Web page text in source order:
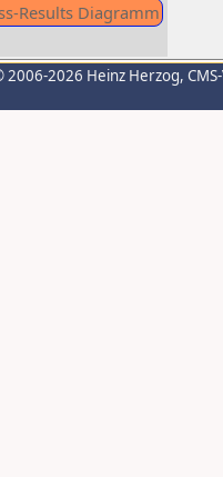
2006-2026 Heinz Herzog,